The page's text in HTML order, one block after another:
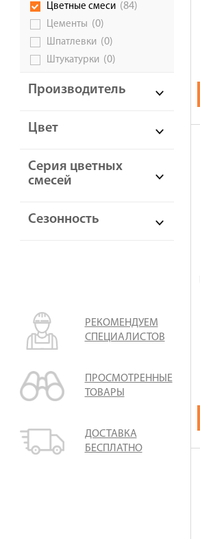
Цветные смеси (84)
Цементы (0)
Шпатлевки (0)
Штукатурки (0)
Производитель
Цвет
Серия цветных
смесей
Сезонность
РЕКОМЕНДУЕМ
СПЕЦИАЛИСТОВ
ПРОСМОТРЕННЫЕ
ТОВАРЫ
ДОСТАВКА
БЕСПЛАТНО